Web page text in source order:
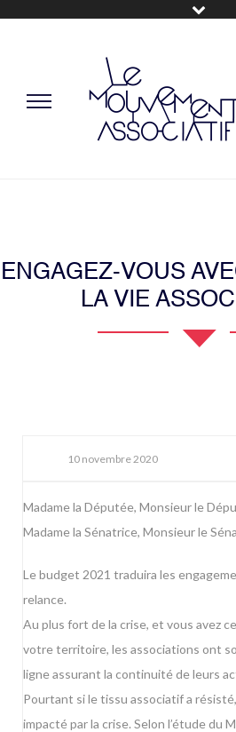
ENGAGEZ-VOUS
LA VIE
10 novembre 2020
Madame la Députée, Monsieur le
Madame la Sénatrice, Monsieur le
Le budget 2021 traduira les
relance.
Au plus fort de la crise, et vous avez
votre territoire, les associations ont
ligne assurant la continuité de leurs
Pourtant si le tissu associatif a
impacté par la crise. Selon l’étude du